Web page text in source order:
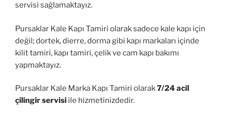
servisi sağlamaktayız.
Pursaklar Kale Kapı Tamiri olarak sadece kale kapı için
değil; dortek, dierre, dorma gibi kapı markaları içinde
kilit tamiri, kapı tamiri, çelik ve cam kapı bakımı
yapmaktayız.
Pursaklar Kale Marka Kapı Tamiri olarak7/24 acil
çilingir servisi ile hizmetinizdedir.